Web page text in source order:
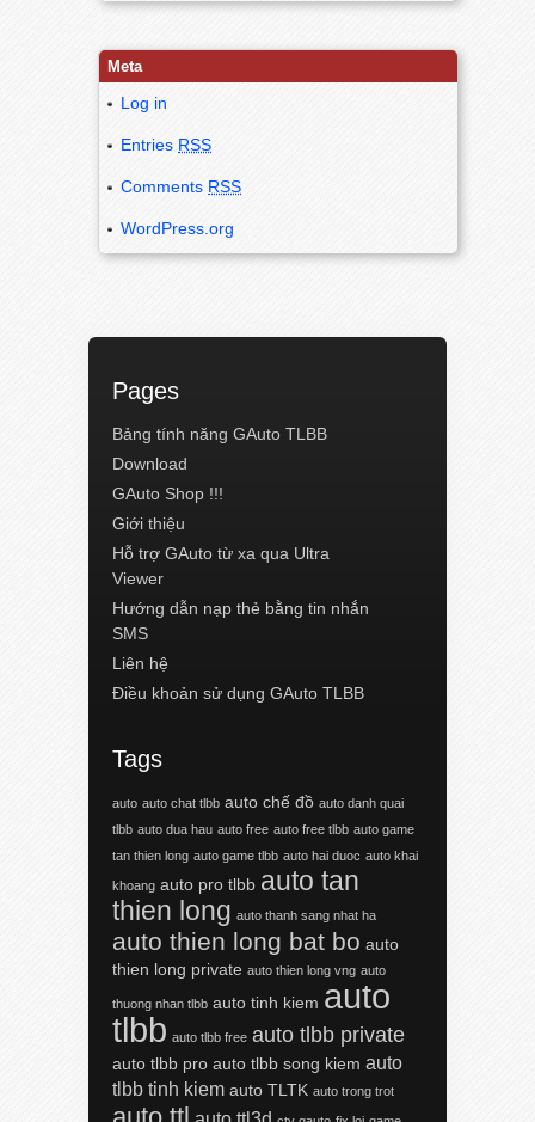
Meta
Log in
Entries RSS
Comments RSS
WordPress.org
Pages
Bảng tính năng GAuto TLBB
Download
GAuto Shop !!!
Giới thiệu
Hỗ trợ GAuto từ xa qua Ultra
Viewer
Hướng dẫn nạp thẻ bằng tin nhắn
SMS
Liên hệ
Điều khoản sử dụng GAuto TLBB
Tags
auto auto chat tlbb auto chế đồ auto danh quai
tlbb auto dua hau auto free auto free tlbb auto game
tan thien long auto game tlbb auto hai duoc auto khai
khoang auto pro tlbb auto tan
thien long auto thanh sang nhat ha
auto thien long bat bo auto
thien long private auto thien long vng auto
thuong nhan tlbb auto tinh kiem auto
tlbb auto tlbb free auto tlbb private
auto tlbb pro auto tlbb song kiem auto
tlbb tinh kiem auto TLTK auto trong trot